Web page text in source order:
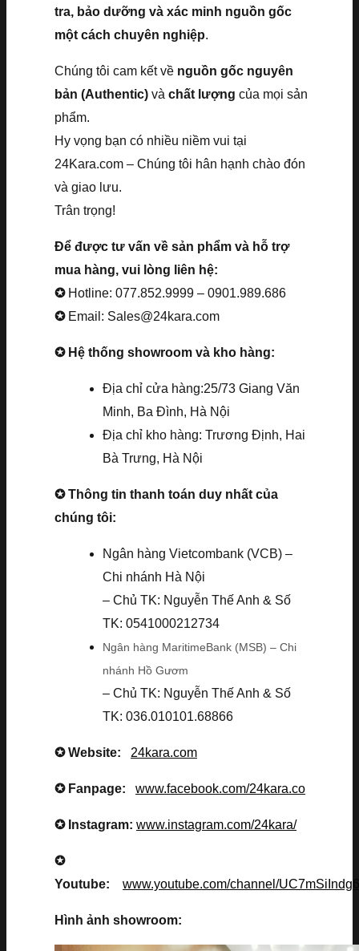
tra, bảo dưỡng và xác minh nguồn gốc
một cách chuyên nghiệp.
Chúng tôi cam kết về nguồn gốc nguyên
bản (Authentic) và chất lượng của mọi sản
phẩm.
Hy vọng bạn có nhiều niềm vui tại
24Kara.com – Chúng tôi hân hạnh chào đón
và giao lưu.
Trân trọng!
Để được tư vấn về sản phẩm và hỗ trợ
mua hàng, vui lòng liên hệ:
✪ Hotline: 077.852.9999 – 0901.989.686
✪ Email: Sales@24kara.com
✪ Hệ thống showroom và kho hàng:
Địa chỉ cửa hàng:25/73 Giang Văn
Minh, Ba Đình, Hà Nội
Địa chỉ kho hàng: Trương Định, Hai
Bà Trưng, Hà Nội
✪ Thông tin thanh toán duy nhất của
chúng tôi:
Ngân hàng Vietcombank (VCB) –
Chi nhánh Hà Nội
– Chủ TK: Nguyễn Thế Anh & Số
TK: 0541000212734
Ngân hàng MaritimeBank (MSB) – Chi
nhánh Hồ Gươm
– Chủ TK: Nguyễn Thế Anh & Số
TK: 036.010101.68866
✪ Website: 24kara.com
✪ Fanpage: www.facebook.com/24kara.co
✪ Instagram: www.instagram.com/24kara/
✪
Youtube: www.youtube.com/channel/
Hình ảnh showroom: